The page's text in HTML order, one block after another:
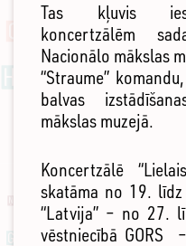
Tas kļuvis
koncertzālēm
Nacionālo mākslas
“Straume”
balvas
mākslas muzejā.
Koncertzālē
skatāma no 19.
“Latvija” – no 27.
vēstniecībā